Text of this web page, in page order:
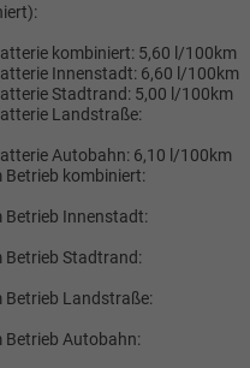
kombiniert: 5,60 l/100km
Innenstadt: 6,60 l/100km
Stadtrand: 5,00 l/100km
Landstraße:
Autobahn: 6,10 l/100km
Betrieb kombiniert:
Betrieb Innenstadt:
Betrieb Stadtrand:
Betrieb Landstraße:
Betrieb Autobahn: